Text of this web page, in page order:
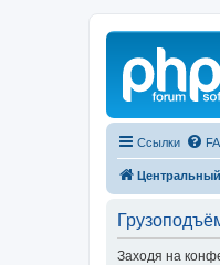
Ссылки
Заходя на